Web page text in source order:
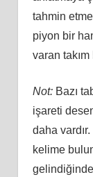
tahmin
piyon bir
varan takım
Not:Bazı
işareti
daha
kelime